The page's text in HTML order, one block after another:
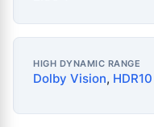
HIGH DYNAMIC RANGE
Dolby Vision, HDR10